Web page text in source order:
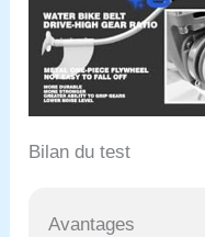
Bilan du test
Avantages